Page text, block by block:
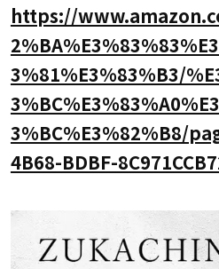
https://
3%81%E3%83%B3/
3%BC%E3%82%B8/
4B68-BDBF-